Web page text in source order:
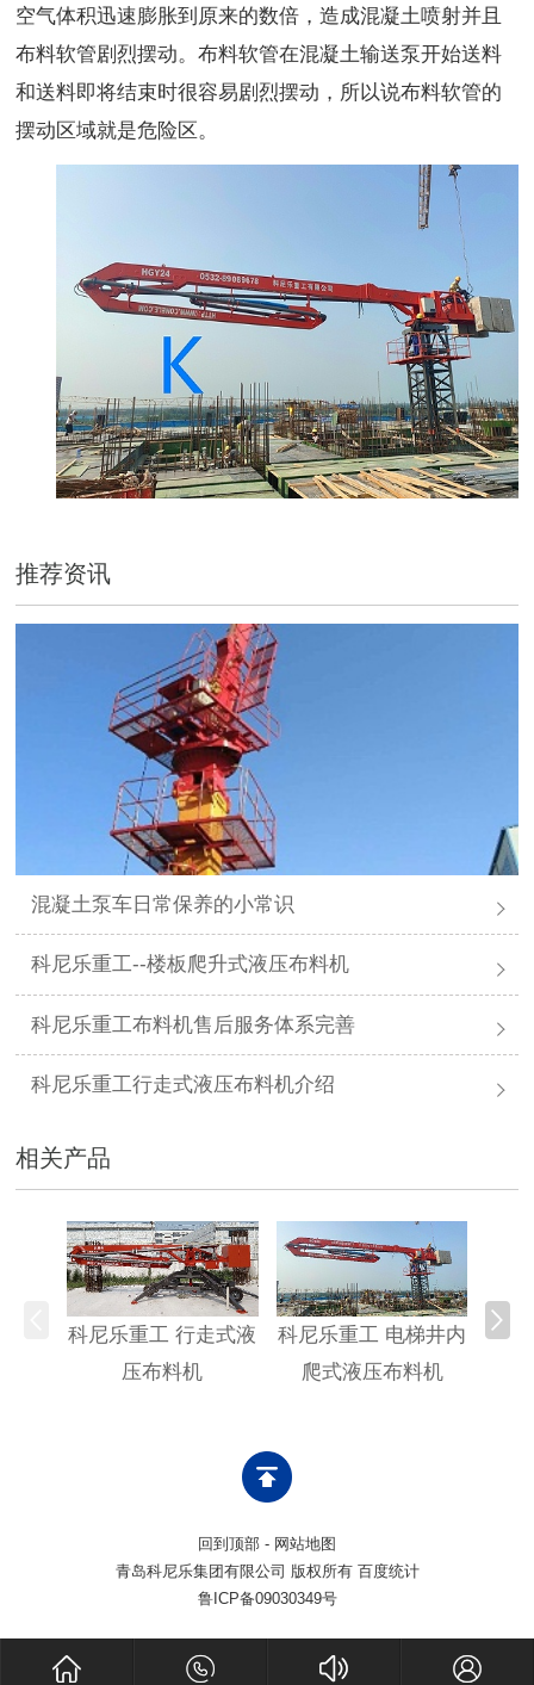
空气体积迅速膨胀到原来的数倍，造成混凝土喷射并且
布料软管剧烈摆动。布料软管在混凝土输送泵开始送料
和送料即将结束时很容易剧烈摆动，所以说布料软管的
摆动区域就是危险区。
推荐资讯
混凝土泵车日常保养的小常识
科尼乐重工--楼板爬升式液压布料机
科尼乐重工布料机售后服务体系完善
科尼乐重工行走式液压布料机介绍
相关产品
科尼乐重工 行走式液
压布料机
科尼乐重工 电梯井内
爬式液压布料机
科尼
回到顶部 - 网站地图
青岛科尼乐集团有限公司 版权所有 百度统计
鲁ICP备09030349号